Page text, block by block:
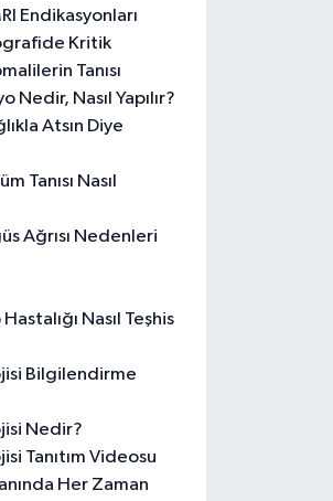
Endikasyonları
Kritik
Tanısı
Nedir, Nasıl Yapılır?
Atsın Diye
Tanısı Nasıl
Ağrısı Nedenleri
Nasıl Teşhis
Bilgilendirme
Nedir?
Tanıtım Videosu
Her Zaman